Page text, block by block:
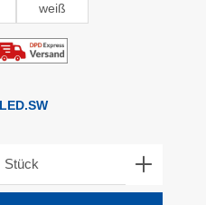
weiß
gewünschten Wert ein
Stück